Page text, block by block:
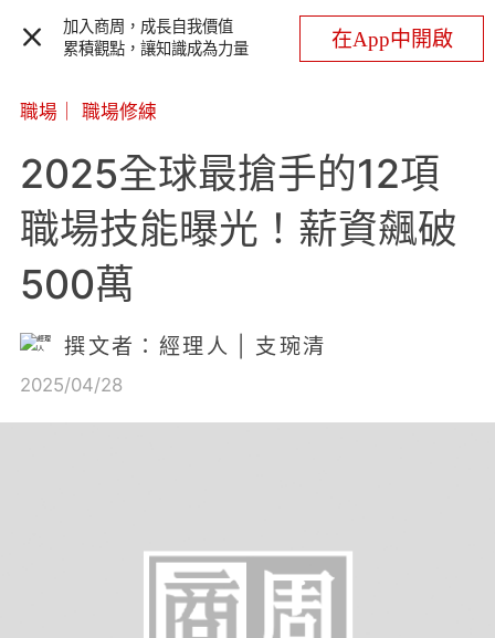
加入商周，成長自我價值
累積觀點，讓知識成為力量
在App中開啟
職場 職場修練
2025全球最搶手的12項
職場技能曝光！薪資飆破
500萬
撰文者：經理人 | 支琬清
2025/04/28